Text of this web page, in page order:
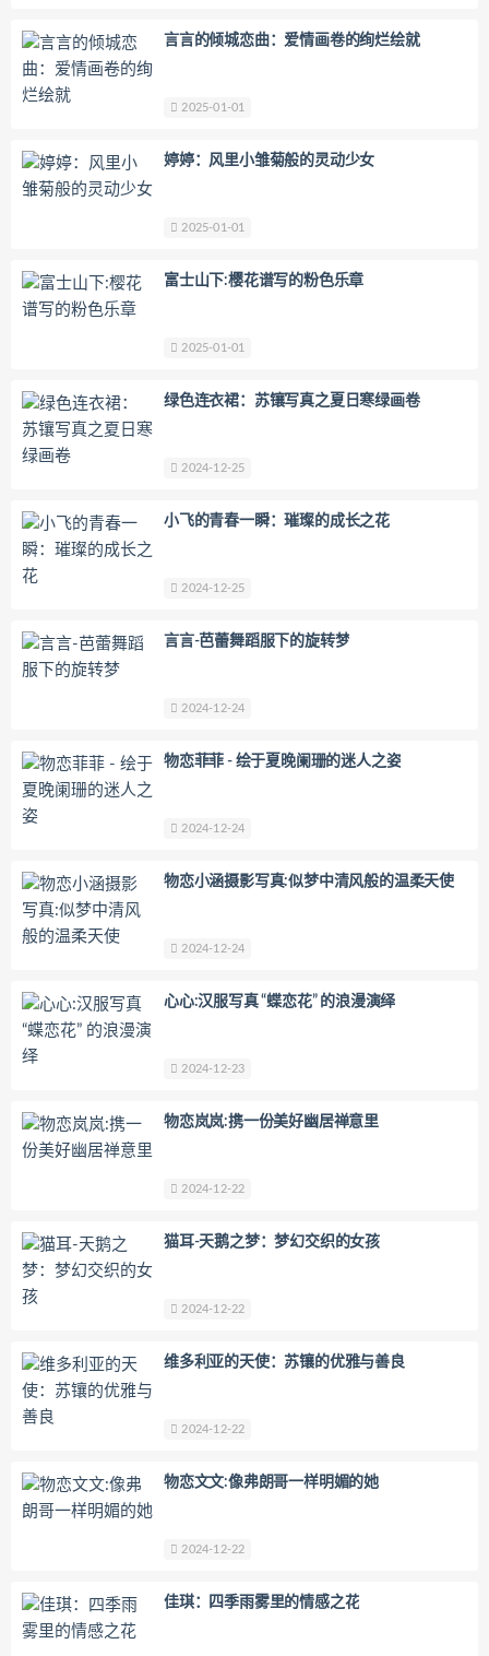
言言的倾城恋曲：爱情画卷的绚烂绘就
2025-01-01
婷婷：风里小雏菊般的灵动少女
2025-01-01
富士山下:樱花谱写的粉色乐章
2025-01-01
绿色连衣裙：苏镶写真之夏日寒绿画卷
2024-12-25
小飞的青春一瞬：璀璨的成长之花
2024-12-25
言言-芭蕾舞蹈服下的旋转梦
2024-12-24
物恋菲菲 - 绘于夏晚阑珊的迷人之姿
2024-12-24
物恋小涵摄影写真:似梦中清风般的温柔天使
2024-12-24
心心:汉服写真 “蝶恋花” 的浪漫演绎
2024-12-23
物恋岚岚:携一份美好幽居禅意里
2024-12-22
猫耳-天鹅之梦：梦幻交织的女孩
2024-12-22
维多利亚的天使：苏镶的优雅与善良
2024-12-22
物恋文文:像弗朗哥一样明媚的她
2024-12-22
佳琪：四季雨雾里的情感之花